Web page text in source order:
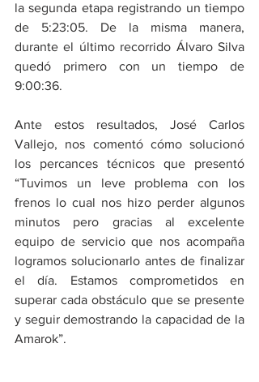
la segunda etapa registrando un tiempo
de 5:23:05. De la misma manera,
durante el último recorrido Álvaro Silva
quedó primero con un tiempo de
9:00:36.
Ante estos resultados, José Carlos
Vallejo, nos comentó cómo solucionó
los percances técnicos que presentó
“Tuvimos un leve problema con los
frenos lo cual nos hizo perder algunos
minutos pero gracias al excelente
equipo de servicio que nos acompaña
logramos solucionarlo antes de finalizar
el día. Estamos comprometidos en
superar cada obstáculo que se presente
y seguir demostrando la capacidad de la
Amarok”.